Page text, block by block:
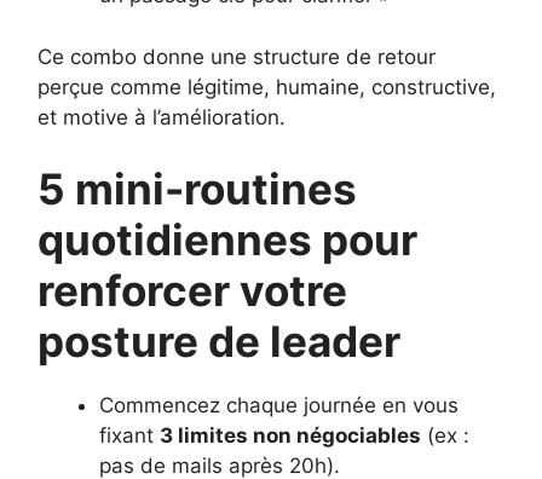
Ce combo donne une structure de retour
perçue comme légitime, humaine, constructive,
et motive à l’amélioration.
5 mini-routines
quotidiennes pour
renforcer votre
posture de leader
Commencez chaque journée en vous
fixant 3 limites non négociables (ex :
pas de mails après 20h).